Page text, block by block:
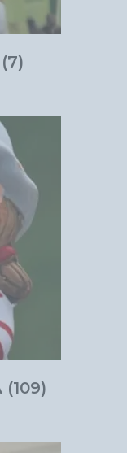
(7)
(109)